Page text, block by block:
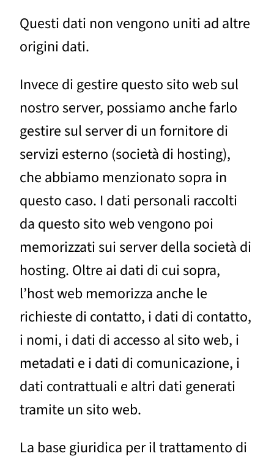
Questi dati non vengono uniti ad altre
origini dati.
Invece di gestire questo sito web sul
nostro server, possiamo anche farlo
gestire sul server di un fornitore di
servizi esterno (società di hosting),
che abbiamo menzionato sopra in
questo caso. I dati personali raccolti
da questo sito web vengono poi
memorizzati sui server della società di
hosting. Oltre ai dati di cui sopra,
l’host web memorizza anche le
richieste di contatto, i dati di contatto,
i nomi, i dati di accesso al sito web, i
metadati e i dati di comunicazione, i
dati contrattuali e altri dati generati
tramite un sito web.
La base giuridica per il trattamento di